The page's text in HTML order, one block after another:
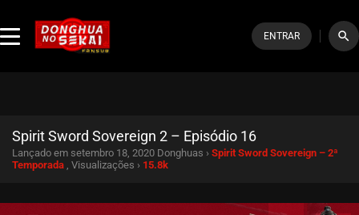
ENTRAR search
Spirit Sword Sovereign 2 – Episódio 16
Lançado em setembro 18, 2020 Donghuas › Spirit Sword Sovereign – 2ª
Temporada , Visualizações › 15.8k